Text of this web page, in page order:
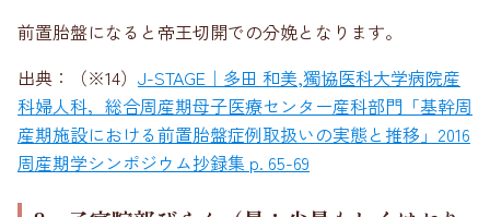
前置胎盤になると帝王切開での分娩となります。
出典：（※14） J-STAGE｜多田 和美,獨協医科大学病院産
科婦人科，総合周産期母子医療センター産科部門「基幹周
産期施設における前置胎盤症例取扱いの実態と推移」2016
周産期学シンポジウム抄録集 p. 65-69